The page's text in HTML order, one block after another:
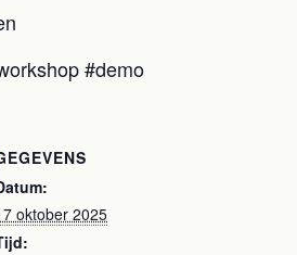
#demo
oktober 2025